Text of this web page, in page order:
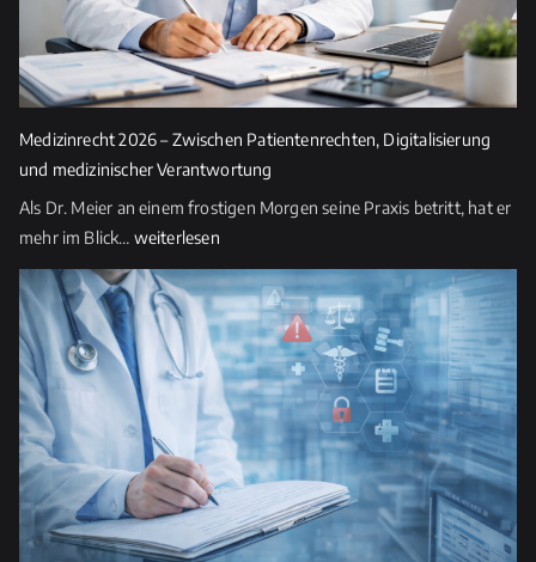
s
e
F
e
l
d
l
e
e
r.
Medizinrecht 2026 – Zwischen Patientenrechten, Digitalisierung
und medizinischer Verantwortung
Als Dr. Meier an einem frostigen Morgen seine Praxis betritt, hat er
mehr im Blick… Medizinrecht
2026
–
Zwischen
Patientenrechten,
Digitalisierung
und
medizinischer
Verantwortung
weiterlesen